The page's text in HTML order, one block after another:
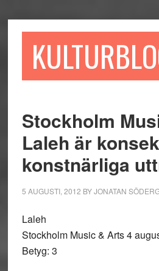
till
till
sidofältet
till
Stockholm
Laleh är
konstnärliga
5 AUGUSTI, 2012 BYJONATAN
Laleh
Stockholm Music & Arts 4
Betyg: 3